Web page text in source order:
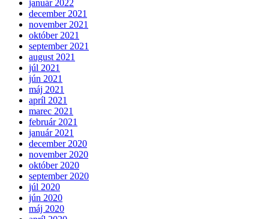
január 2022
december 2021
november 2021
október 2021
september 2021
august 2021
júl 2021
jún 2021
máj 2021
apríl 2021
marec 2021
február 2021
január 2021
december 2020
november 2020
október 2020
september 2020
júl 2020
jún 2020
máj 2020